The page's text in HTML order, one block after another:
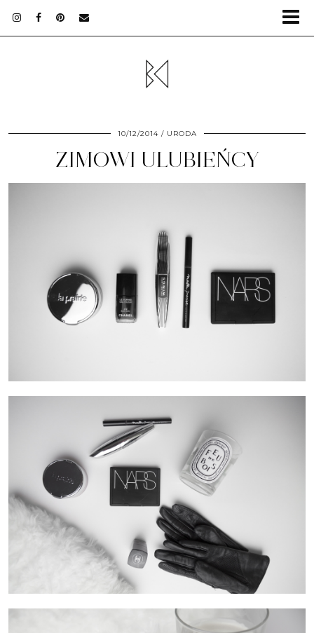
10/12/2014 URODA
ZIMOWI ULUBIEŃCY